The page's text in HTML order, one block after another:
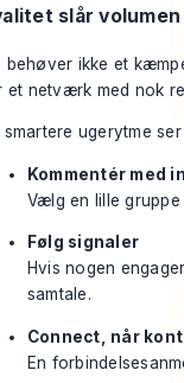
slår volumen
behøver ikke et
et netværk med nok
smartere ugerytme
Kommentér med
Vælg en lille
Følg signaler
Hvis nogen
samtale.
Connect, når
En